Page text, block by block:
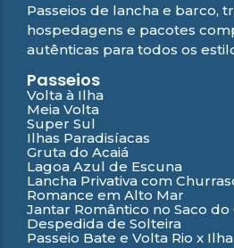
Passeios de lancha e barco,
hospedagens e pacotes
autênticas para todos os
Passeios
Volta à Ilha
Meia Volta
Super Sul
Ilhas Paradisíacas
Gruta do Acaiá
Lagoa Azul de Escuna
Lancha Privativa com
Romance em Alto Mar
Jantar Romântico no Saco do
Despedida de Solteira
Passeio Bate e Volta Rio x